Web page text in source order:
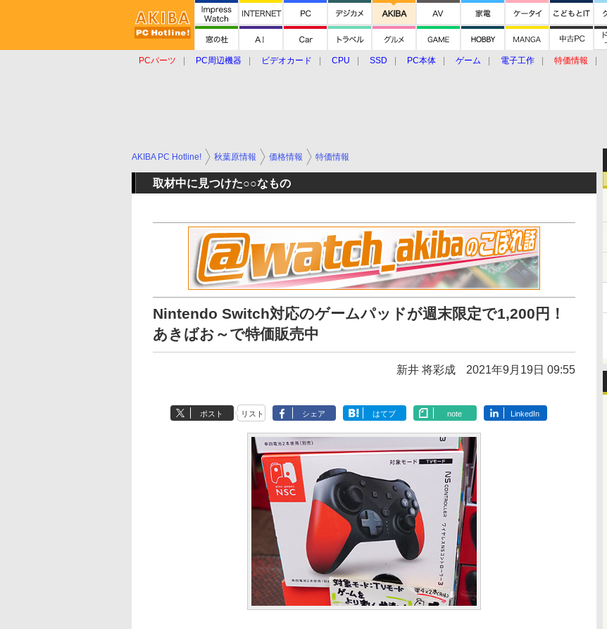
PCパーツ PC周辺機器 ビデオカード CPU SSD PC本体 ゲーム 電子工作 特価情報
AKIBA PC Hotline! 秋葉原情報 価格情報 特価情報
取材中に見つけた○○なもの
Nintendo Switch対応のゲームパッドが週末限定で1,200円！
あきばお～で特価販売中
新井 将彩成 2021年9月19日 09:55
ポスト リスト シェア はてブ note LinkedIn